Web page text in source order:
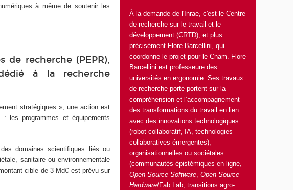
à même de soutenir les
recherche (PEPR),
à la recherche
stratégiques », une action est
les programmes et équipements
domaines scientifiques liés ou
sanitaire ou environnementale
cible de 3 Md€ est prévu sur
À la demande de l' Inrae, c'est leCentre
de recherche sur le travail et le
développement (CRTD), et plus
précisément Flore Barcellini, qui
coordonne le projet pour le Cnam. Flore
Barcellini est professeure des
universités en ergonomie. Ses travaux
de recherche porte portent sur la
compréhension et l’accompagnement
des transformations du travail en lien
avec des innovations technologiques
(robot collaboratif, IA, technologies
collaboratives émergentes),
organisationnelles ou sociétales
(communautés épistémiques en ligne,
Open Source Software,Open Source
Hardware/Fab Lab, transitions agro-